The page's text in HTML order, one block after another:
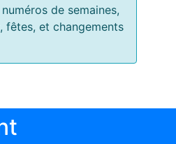
de semaines,
fêtes, et changements